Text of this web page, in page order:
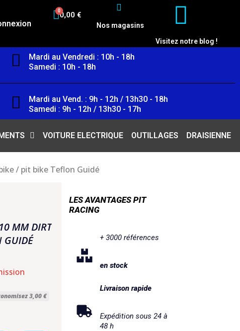
0,00 €
Nos magasins
Visitez notre blog !
Mardi au Vendredi : 10h - 18h
Samedi : 10h - 18h
Mardi au Vend. : 9h - 12h / 13h30 - 18h
Samedi : 9h - 12h / 13h30 - 17h
VOITURE ELECTRIQUE OUTILLAGES DRAISIENNE
/ pit bike Teflon Guidé
MM DIRT
GUIDÉ
3,00 €
LES AVANTAGES PIT
RACING
+ 3000 références
en stock
Livraison rapide
Expédition sous 24 à
48 h